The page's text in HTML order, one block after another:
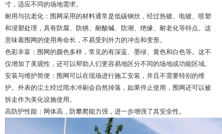
寸，适应不同的场地需求。
耐用与抗老化：围网采用的材料通常是低碳钢丝，经过热镀、电镀、喷塑
和浸塑处理，具有防腐、防锈、耐酸碱、防潮、绝缘、耐老化等特点。这
意味着围网的使用寿命长，不易受到外力的冲击和变形。
色彩丰富：围网的颜色多样，常见的有深蓝、墨绿、黄色和白色等。这不
仅增加了美观性，还可以帮助人们更容易地区分不同的场地或功能区域。
安装与维护简便：围网可以在现场进行施工安装，并且不需要特别的维
护。外表的尘土经过雨水冲刷会自然掉落，如果停止使用，围网还可以被
拆走作为美化设施使用。
高防护性能：网体高，防攀爬能力强，进一步增强了其安全性。